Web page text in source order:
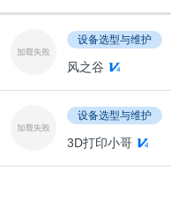
设备选型与维护
风之谷
设备选型与维护
3D打印小哥